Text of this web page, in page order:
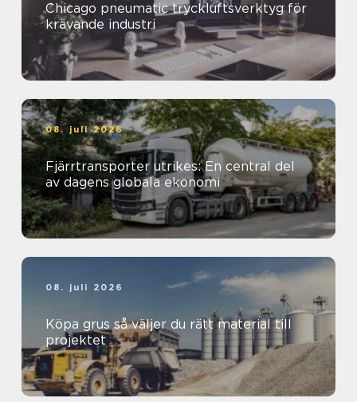
Chicago pneumatic tryckluftsverktyg för
krävande industri
08. juli 2026
Fjärrtransporter utrikes: En central del
av dagens globala ekonomi
08. juli 2026
Köpa grus så väljer du rätt material till
projektet